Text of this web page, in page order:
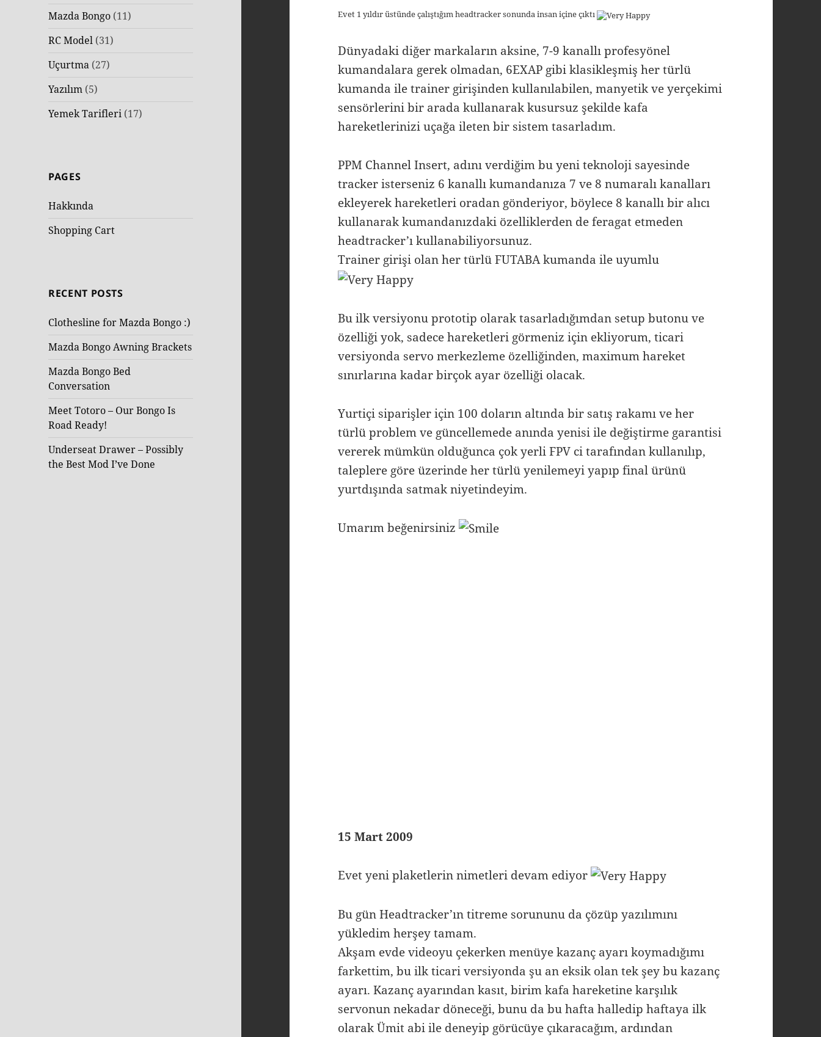
Mazda Bongo (11)
RC Model (31)
Uçurtma (27)
Yazılım (5)
Yemek Tarifleri (17)
PAGES
Hakkında
Shopping Cart
RECENT POSTS
Clothesline for Mazda Bongo :)
Mazda Bongo Awning Brackets
Mazda Bongo Bed
Conversation
Meet Totoro – Our Bongo Is
Road Ready!
Underseat Drawer – Possibly
the Best Mod I’ve Done
Evet 1 yıldır üstünde çalıştığım headtracker sonunda insan içine çıktı
Dünyadaki diğer markaların aksine, 7-9 kanallı profesyönel
kumandalara gerek olmadan, 6EXAP gibi klasikleşmiş her türlü
kumanda ile trainer girişinden kullanılabilen, manyetik ve yerçekimi
sensörlerini bir arada kullanarak kusursuz şekilde kafa
hareketlerinizi uçağa ileten bir sistem tasarladım.
PPM Channel Insert, adını verdiğim bu yeni teknoloji sayesinde
tracker isterseniz 6 kanallı kumandanıza 7 ve 8 numaralı kanalları
ekleyerek hareketleri oradan gönderiyor, böylece 8 kanallı bir alıcı
kullanarak kumandanızdaki özelliklerden de feragat etmeden
headtracker’ı kullanabiliyorsunuz.
Trainer girişi olan her türlü FUTABA kumanda ile uyumlu
Bu ilk versiyonu prototip olarak tasarladığımdan setup butonu ve
özelliği yok, sadece hareketleri görmeniz için ekliyorum, ticari
versiyonda servo merkezleme özelliğinden, maximum hareket
sınırlarına kadar birçok ayar özelliği olacak.
Yurtiçi siparişler için 100 doların altında bir satış rakamı ve her
türlü problem ve güncellemede anında yenisi ile değiştirme garantisi
vererek mümkün olduğunca çok yerli FPV ci tarafından kullanılıp,
taleplere göre üzerinde her türlü yenilemeyi yapıp final ürünü
yurtdışında satmak niyetindeyim.
Umarım beğenirsiniz
15 Mart 2009
Evet yeni plaketlerin nimetleri devam ediyor
Bu gün Headtracker’ın titreme sorununu da çözüp yazılımını
yükledim herşey tamam.
Akşam evde videoyu çekerken menüye kazanç ayarı koymadığımı
farkettim, bu ilk ticari versiyonda şu an eksik olan tek şey bu kazanç
ayarı. Kazanç ayarından kasıt, birim kafa hareketine karşılık
servonun nekadar döneceği, bunu da bu hafta halledip haftaya ilk
olarak Ümit abi ile deneyip görücüye çıkaracağım, ardından